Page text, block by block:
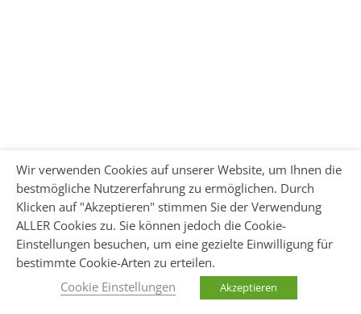
Wir verwenden Cookies auf unserer Website, um Ihnen die
bestmögliche Nutzererfahrung zu ermöglichen. Durch
Klicken auf "Akzeptieren" stimmen Sie der Verwendung
ALLER Cookies zu. Sie können jedoch die Cookie-
Einstellungen besuchen, um eine gezielte Einwilligung für
bestimmte Cookie-Arten zu erteilen.
Cookie Einstellungen
Akzeptieren